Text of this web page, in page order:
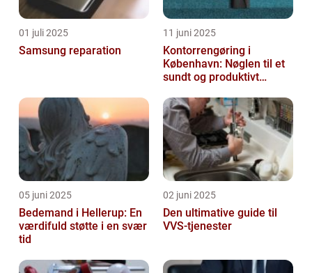
01 juli 2025
Samsung reparation
11 juni 2025
Kontorrengøring i
København: Nøglen til et
sundt og produktivt
05 juni 2025
Bedemand i Hellerup: En
værdifuld støtte i en svær
tid
02 juni 2025
Den ultimative guide til
VVS-tjenester